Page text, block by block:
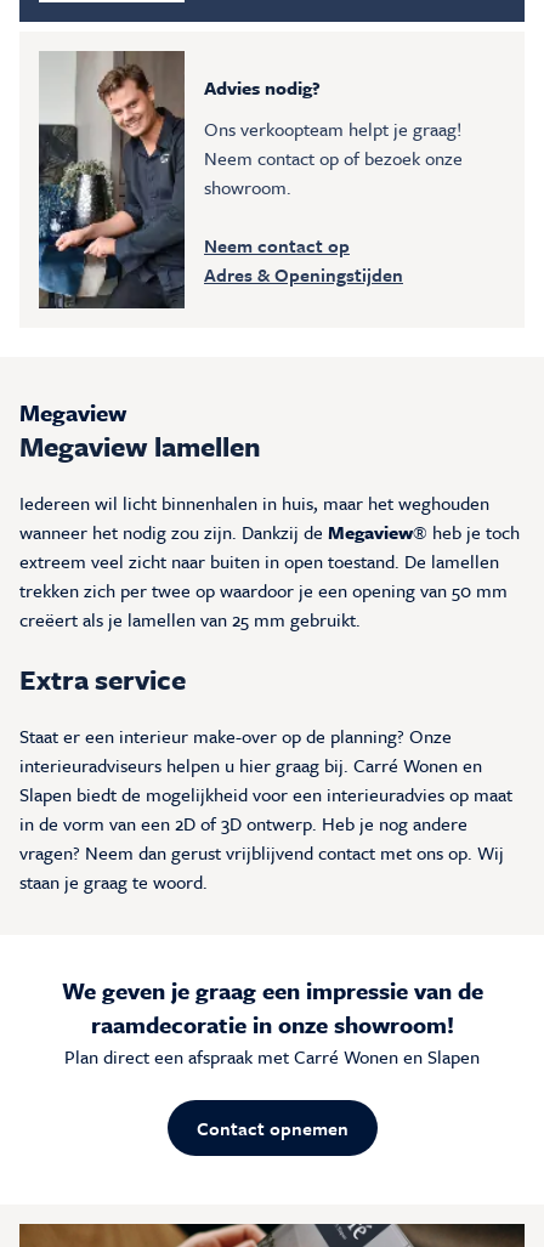
Advies nodig?
Ons verkoopteam helpt je graag!
Neem contact op of bezoek onze
showroom.
Neem contact op
Adres & Openingstijden
Megaview
Megaview lamellen
Iedereen wil licht binnenhalen in huis, maar het weghouden
wanneer het nodig zou zijn. Dankzij de Megaview® heb je toch
extreem veel zicht naar buiten in open toestand. De lamellen
trekken zich per twee op waardoor je een opening van 50 mm
creëert als je lamellen van 25 mm gebruikt.
Extra service
Staat er een interieur make-over op de planning? Onze
interieuradviseurs helpen u hier graag bij. Carré Wonen en
Slapen biedt de mogelijkheid voor een interieuradvies op maat
in de vorm van een 2D of 3D ontwerp. Heb je nog andere
vragen? Neem dan gerust vrijblijvend contact met ons op. Wij
staan je graag te woord.
We geven je graag een impressie van de
raamdecoratie in onze showroom!
Plan direct een afspraak met Carré Wonen en Slapen
Contact opnemen